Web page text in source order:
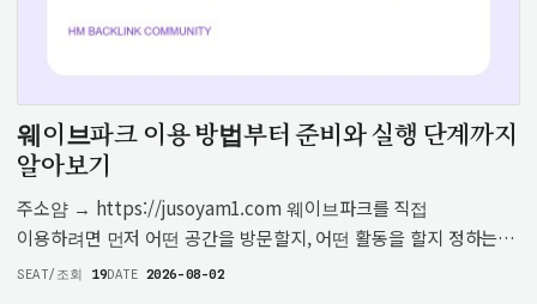
웨이브파크 이용 방법부터 준비와 실행 단계까지
알아보기
주소얌 → https://jusoyam1.com 웨이브파크를 직접
이용하려면 먼저 어떤 공간을 방문할지, 어떤 활동을 할지 정하는
과정이 필요합니다. 주소얌에서 위치 정보를 확인한 뒤 방문
SEAT/조회 19DATE 2026-08-02